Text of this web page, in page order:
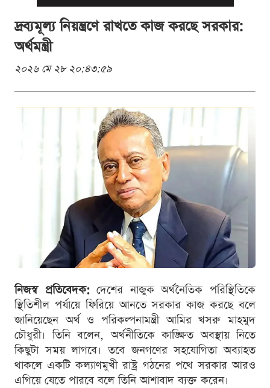
দ্রব্যমূল্য নিয়ন্ত্রণে রাখতে কাজ করছে সরকার:
অর্থমন্ত্রী
২০২৬ মে ২৮ ২০:৪৩:৫৯
নিজস্ব প্রতিবেদক:দেশের নাজুক অর্থনৈতিক পরিস্থিতিকে
স্থিতিশীল পর্যায়ে ফিরিয়ে আনতে সরকার কাজ করছে বলে
জানিয়েছেন অর্থ ও পরিকল্পনামন্ত্রী আমির খসরু মাহমুদ
চৌধুরী। তিনি বলেন, অর্থনীতিকে কাঙ্ক্ষিত অবস্থায় নিতে
কিছুটা সময় লাগবে। তবে জনগণের সহযোগিতা অব্যাহত
থাকলে একটি কল্যাণমুখী রাষ্ট্র গঠনের পথে সরকার আরও
এগিয়ে যেতে পারবে বলে তিনি আশাবাদ ব্যক্ত করেন।